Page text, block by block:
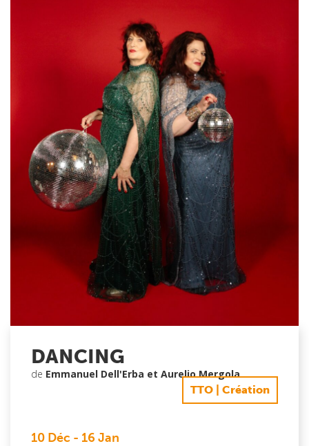
DANCING
de Emmanuel Dell'Erba et Aurelio Mergola
TTO | Création
10 Déc - 16 Jan